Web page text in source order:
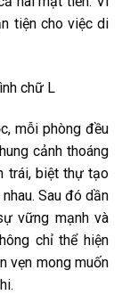
tiện cho việc di
mỗi phòng đều
cảnh thoáng
trái, biệt thự tạo
Sau đó dần
vững mạnh và
chỉ thể hiện
vẹn mong muốn